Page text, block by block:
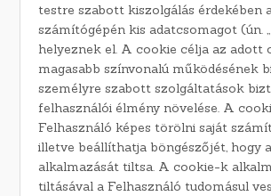
testre szabott kiszolgálás érdekében
számítógépén kis adatcsomagot (ún.
helyeznek el. A cookie célja az adott
magasabb színvonalú működésének
személyre szabott szolgáltatások
felhasználói élmény növelése. A
Felhasználó képes törölni saját
illetve beállíthatja böngészőjét, hogy
alkalmazását tiltsa. A cookie-k
tiltásával a Felhasználó tudomásul